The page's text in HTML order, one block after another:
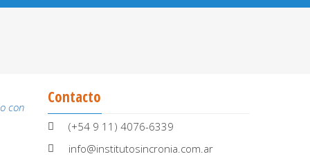
con
Contacto
(+54 9 11) 4076-6339
info@institutosincronia.com.ar